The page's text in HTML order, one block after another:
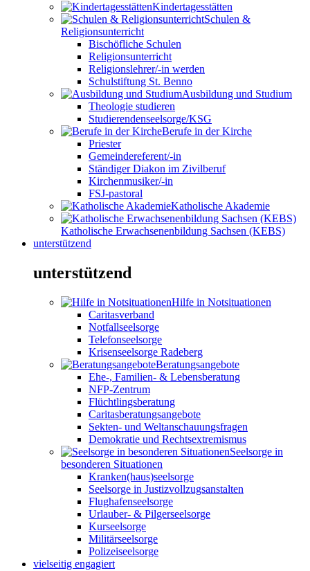
Kindertagesstätten
Schulen &
Religionsunterricht
Bischöfliche Schulen
Religionsunterricht
Religionslehrer/-in werden
Schulstiftung St. Benno
Ausbildung und Studium
Theologie studieren
Studierendenseelsorge/KSG
Berufe in der Kirche
Priester
Gemeindereferent/-in
Ständiger Diakon im Zivilberuf
Kirchenmusiker/-in
FSJ-pastoral
Katholische Akademie
Katholische Erwachsenenbildung Sachsen (KEBS)
unterstützend
unterstützend
Hilfe in Notsituationen
Caritasverband
Notfallseelsorge
Telefonseelsorge
Krisenseelsorge Radeberg
Beratungsangebote
Ehe-, Familien- & Lebensberatung
NFP-Zentrum
Flüchtlingsberatung
Caritasberatungsangebote
Sekten- und Weltanschauungsfragen
Demokratie und Rechtsextremismus
Seelsorge in
besonderen Situationen
Kranken(haus)seelsorge
Seelsorge in Justizvollzugsanstalten
Flughafenseelsorge
Urlauber- & Pilgerseelsorge
Kurseelsorge
Militärseelsorge
Polizeiseelsorge
vielseitig engagiert